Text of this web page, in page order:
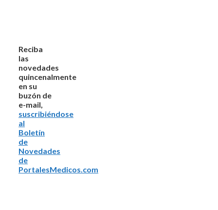
Reciba
las
novedades
quincenalmente
en su
buzón de
e-mail,
suscribiéndose
al
Boletín
de
Novedades
de
PortalesMedicos.com